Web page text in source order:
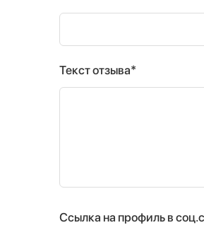
Текст отзыва*
Ссылка на профиль в